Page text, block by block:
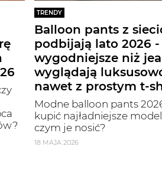
TRENDY
Balloon pants z
podbijają lato 2026 -
wygodniejsze niż
wyglądają
nawet z prostym t-
Modne balloon pants
kupić najładniejsze
czym je nosić?
18 MAJA 2026